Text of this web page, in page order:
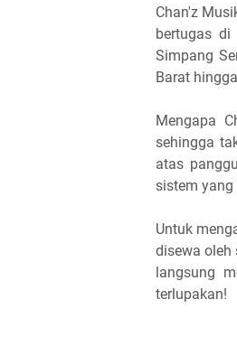
Chan'z
bertugas
Simpang
Barat
Mengapa
sehingga
atas
sistem
Untuk
disewa oleh
langsung
terlupakan!